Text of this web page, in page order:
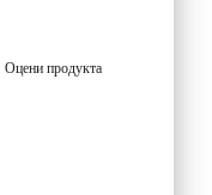
Оцени продукта